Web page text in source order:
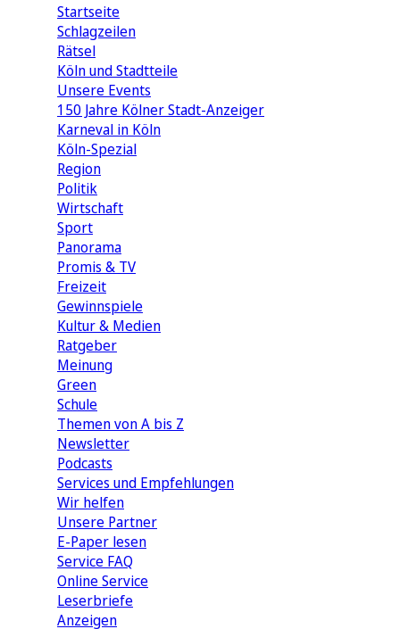
Startseite
Schlagzeilen
Rätsel
Köln und Stadtteile
Unsere Events
150 Jahre Kölner Stadt-Anzeiger
Karneval in Köln
Köln-Spezial
Region
Politik
Wirtschaft
Sport
Panorama
Promis & TV
Freizeit
Gewinnspiele
Kultur & Medien
Ratgeber
Meinung
Green
Schule
Themen von A bis Z
Newsletter
Podcasts
Services und Empfehlungen
Wir helfen
Unsere Partner
E-Paper lesen
Service FAQ
Online Service
Leserbriefe
Anzeigen